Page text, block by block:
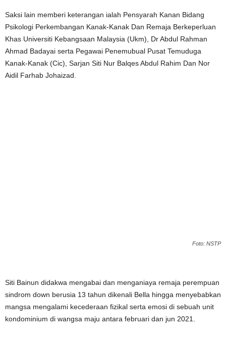
Saksi lain memberi keterangan ialah Pensyarah Kanan Bidang
Psikologi Perkembangan Kanak-Kanak Dan Remaja Berkeperluan
Khas Universiti Kebangsaan Malaysia (Ukm), Dr Abdul Rahman
Ahmad Badayai serta Pegawai Penemubual Pusat Temuduga
Kanak-Kanak (Cic), Sarjan Siti Nur Balqes Abdul Rahim Dan Nor
Aidil Farhab Johaizad.
Foto: NSTP
Siti Bainun didakwa mengabai dan menganiaya remaja perempuan
sindrom down berusia 13 tahun dikenali Bella hingga menyebabkan
mangsa mengalami kecederaan fizikal serta emosi di sebuah unit
kondominium di wangsa maju antara februari dan jun 2021.